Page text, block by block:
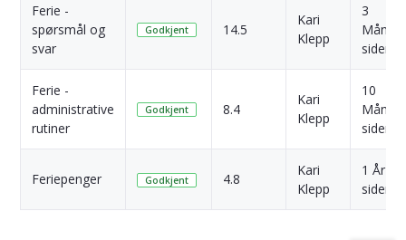
Ferie -
spørsmål og
svar
Godkjent 14.5
Kari
Klepp
3
siden
Ferie -
administrative
rutiner
Godkjent 8.4
Kari
Klepp
10
siden
Feriepenger Godkjent 4.8
Kari
Klepp
1 År
siden